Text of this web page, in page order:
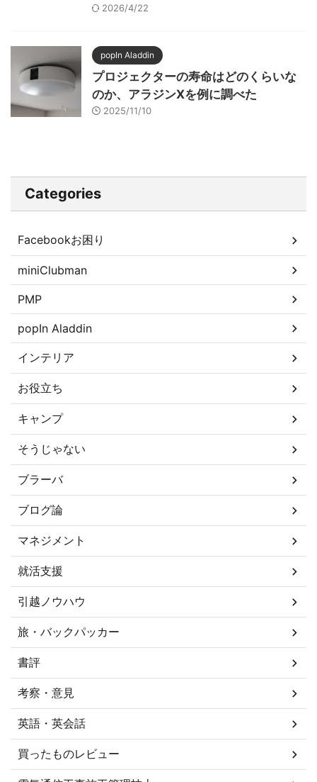
2026/4/22
popIn Aladdin
プロジェクターの寿命はどのくらいな
のか、アラジンXを例に調べた
2025/11/10
Categories
Facebookお困り
miniClubman
PMP
popIn Aladdin
インテリア
お役立ち
キャンプ
そうじゃない
ブラーバ
ブログ論
マネジメント
就活支援
引越ノウハウ
旅・バックパッカー
書評
考察・意見
英語・英会話
買ったものレビュー